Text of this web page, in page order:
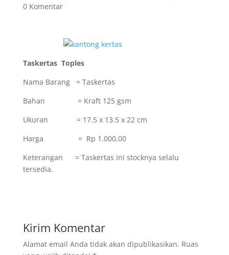
0 Komentar
Taskertas Toples
Nama Barang = Taskertas
Bahan = Kraft 125 gsm
Ukuran = 17.5 x 13.5 x 22 cm
Harga = Rp 1.000,00
Keterangan = Taskertas ini stocknya selalu
tersedia.
Kirim Komentar
Alamat email Anda tidak akan dipublikasikan. Ruas